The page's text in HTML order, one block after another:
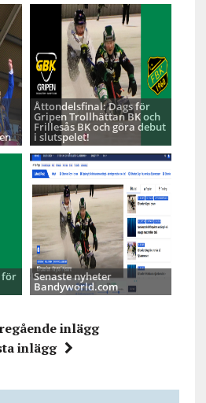
Åttondelsfinal: Dags för
Gripen Trollhättan BK och
Frillesås BK och göra debut
i slutspelet!
för Senaste nyheter
Bandyworld.com
inlägg
inlägg